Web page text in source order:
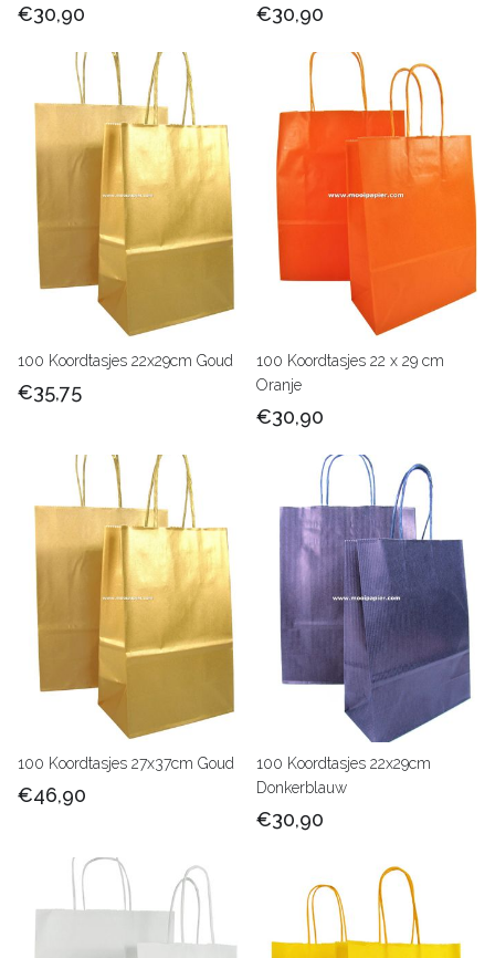
€30,90 €30,90
100 Koordtasjes 22x29cm Goud
€35,75
100 Koordtasjes 22 x 29 cm
Oranje
€30,90
100 Koordtasjes 27x37cm Goud
€46,90
100 Koordtasjes 22x29cm
Donkerblauw
€30,90